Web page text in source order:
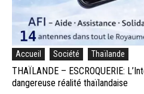
Accueil Société Thaïlande
THAÏLANDE – ESCROQUERIE:
dangereuse réalité thaïlandaise